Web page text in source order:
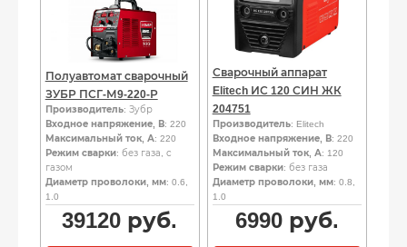
Полуавтомат сварочный
ЗУБР ПСГ-М9-220-Р
Производитель: Зубр
Входное напряжение, В: 220
Максимальный ток, А: 220
Режим сварки: без газа, с
газом
Диаметр проволоки, мм: 0.6,
1.0
39120 руб.
Сварочный аппарат
Elitech ИС 120 СИН ЖК
204751
Производитель: Elitech
Входное напряжение, В: 220
Максимальный ток, А: 120
Режим сварки: без газа
Диаметр проволоки, мм: 0.8,
1.0
6990руб.